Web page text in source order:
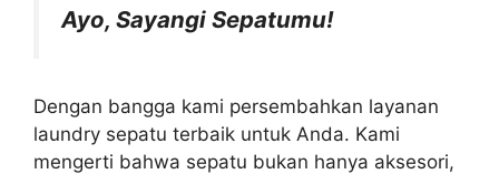
Ayo, Sayangi Sepatumu!
Dengan bangga kami persembahkan layanan
laundry sepatu terbaik untuk Anda. Kami
mengerti bahwa sepatu bukan hanya aksesori,